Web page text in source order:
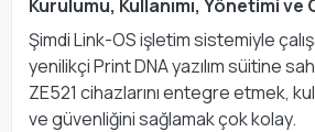
Kurulumu, Kullanımı, Yönetimi
Şimdi Link-OS işletim sistemiyle
yenilikçi Print DNA yazılım süitine
ZE521 cihazlarını entegre etmek,
ve güvenliğini sağlamak çok kolay.